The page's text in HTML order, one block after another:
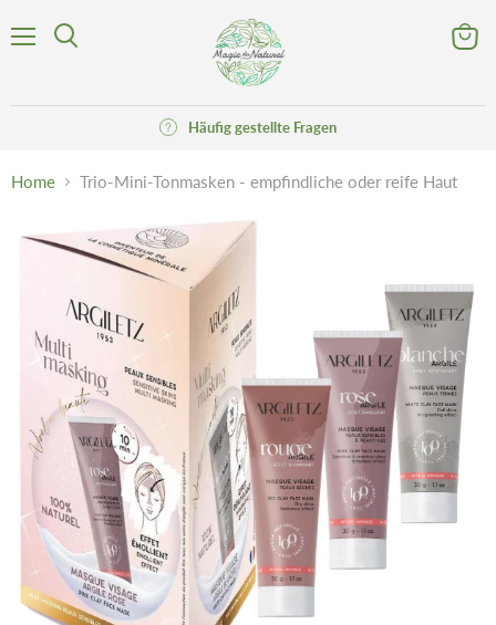
Häufig gestellte Fragen
Home Trio-Mini-Tonmasken - empfindliche oder reife Haut